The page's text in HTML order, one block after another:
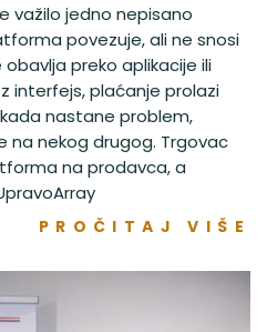
važilo jedno nepisano
povezuje, ali ne snosi
preko aplikacije ili
interfejs, plaćanje prolazi
nastane problem,
nekog drugog. Trgovac
na prodavca, a
PROČITAJ VIŠE